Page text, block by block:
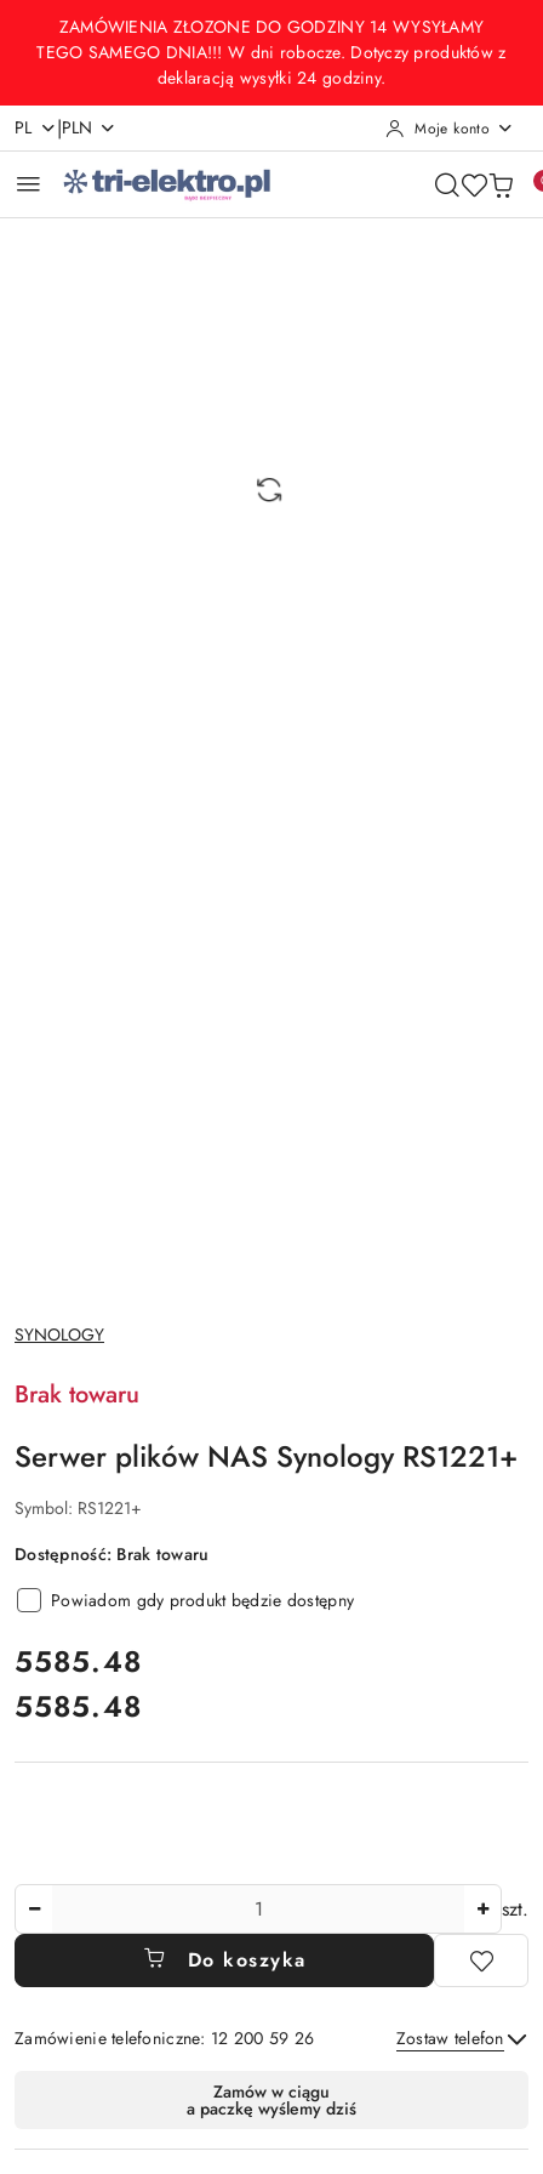
Przejdź do treści głównej
Przejdź do wyszukiwarki
Przejdź do moje konto
Przejdź do menu głównego
Przejdź do opisu produktu
Przejdź do stopki
ZAMÓWIENIA ZŁOZONE DO GODZINY 14 WYSYŁAMY
TEGO SAMEGO DNIA!!! W dni robocze. Dotyczy produktów z
deklaracją wysyłki 24 godziny.
PL |PLN Moje konto
NAZWA
PRODUCENTA:
SYNOLOGY
Brak towaru
Serwer plików NAS Synology RS1221+
Symbol: RS1221+
Dostępność: Brak towaru
Powiadom gdy produkt będzie dostępny
cena:
5585.48
Cena:
5585.48
szt.
Do koszyka
Zamówienie telefoniczne: 12 200 59 26 Zostaw telefon
Wyślij
dostawa
Zamów w ciągu
a paczkę wyślemy dziś